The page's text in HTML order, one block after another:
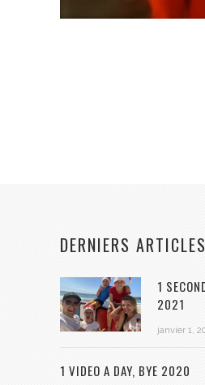
DERNIERS ARTICLES
1
2021
janvier 1,
1 VIDEO A DAY, BYE 2020